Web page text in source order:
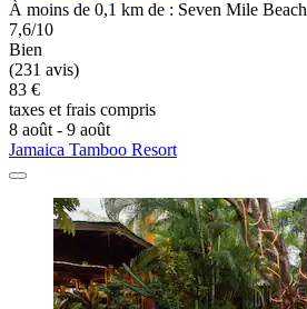
À moins de 0,1 km de : Seven Mile Beach
7,6/10
Bien
(231 avis)
83 €
taxes et frais compris
8 août - 9 août
Jamaica Tamboo Resort